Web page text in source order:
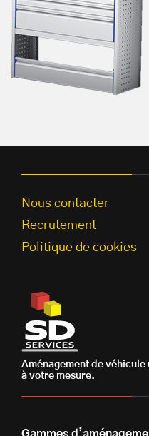
Nous contacter
Recrutement
Politique de cookies
Aménagement de
à votre mesure.